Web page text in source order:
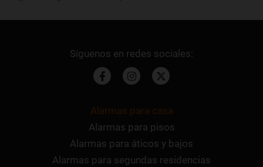
Alarmas para casa
Alarmas para pisos
Alarmas para áticos y bajos
Alarmas para segundas residencias